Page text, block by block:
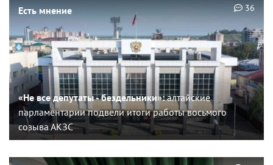
Есть мнение
«Не все депутаты - бездельники»:алтайские
парламентарии подвели итоги работы восьмого
созыва АКЗС
36